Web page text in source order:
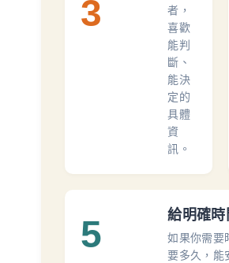
3
者，
喜歡
能判
斷、
能決
定的
具體
資
訊。
5 給明確時
如果你需要
要多久，能